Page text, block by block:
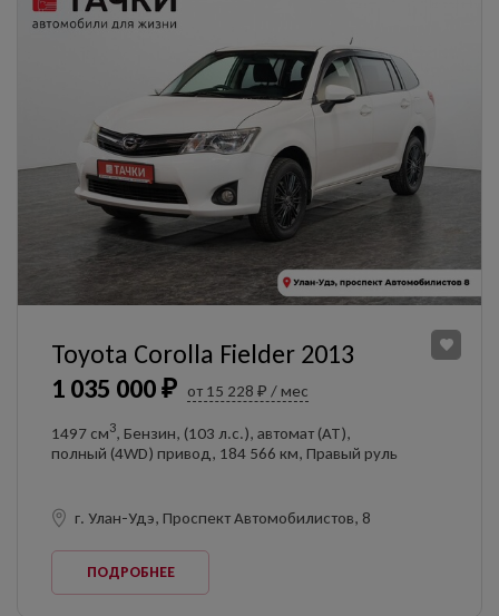
1 035 000 ₽ от 15 228 ₽ / мес
Toyota Corolla Fielder 2013
1497 см3, Бензин, (103 л.с.), автомат (AT),
полный (4WD) привод, 184 566 км, Правый руль
г. Улан-Удэ, Проспект Автомобилистов, 8
ПОДРОБНЕЕ